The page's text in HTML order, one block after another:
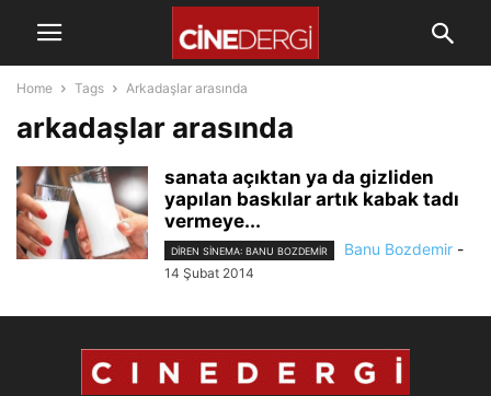
Home Tags Arkadaşlar arasında
arkadaşlar arasında
sanata açıktan ya da gizliden
yapılan baskılar artık kabak tadı
vermeye...
DIREN SINEMA: BANU BOZDEMIR Banu Bozdemir -
14 Şubat 2014